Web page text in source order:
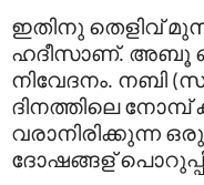
ഇതിനു തെളിവ്
ഹദീസാണ്. അബൂ
നിവേദനം. നബി (സ
ദിനത്തിലെ നോമ്പ്
വരാനിരിക്കുന്ന ഒരു
ദോഷങ്ങള്